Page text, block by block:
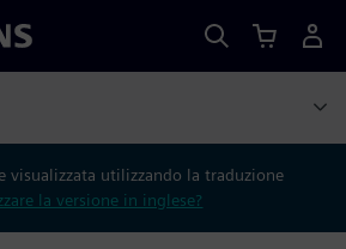
visualizzata utilizzando la traduzione
la versione in inglese?